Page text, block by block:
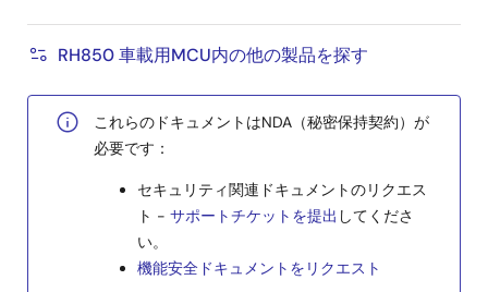
モータコントロールタイマ (TSG3) 2 or 3ユニッ
ト
アナログ:逐次比較型A/Dコンバータ 30 or 48チャネ
ル, 3ユニット
通信インタフェース:
クロック同期シリアルインタフェースH (CSIH)
3チャネル
RH850 車載用MCU内の他の製品を探す
これらのドキュメントはNDA（秘密保持契約）が
必要です：
セキュリティ関連ドキュメントのリクエス
ト - サポートチケットを提出 してくださ
い。
機能安全ドキュメントをリクエスト